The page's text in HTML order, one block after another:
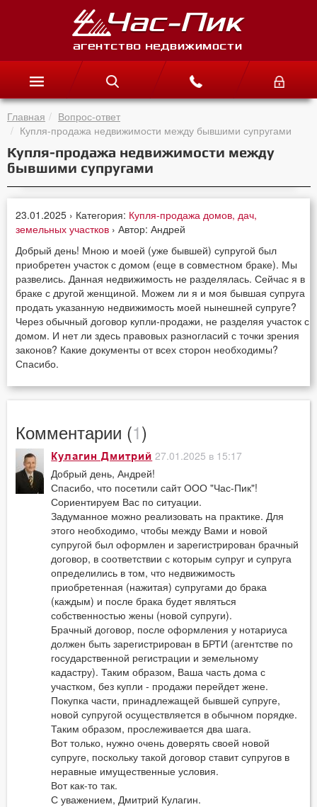
Главная
Вопрос-ответ
Купля-продажа недвижимости между бывшими супругами
Купля-продажа недвижимости между
бывшими супругами
23.01.2025 › Категория: Купля-продажа домов, дач,
земельных участков › Автор: Андрей
Добрый день! Мною и моей (уже бывшей) супругой был
приобретен участок с домом (еще в совместном браке). Мы
развелись. Данная недвижимость не разделялась. Сейчас я в
браке с другой женщиной. Можем ли я и моя бывшая супруга
продать указанную недвижимость моей нынешней супруге?
Через обычный договор купли-продажи, не разделяя участок с
домом. И нет ли здесь правовых разногласий с точки зрения
законов? Какие документы от всех сторон необходимы?
Спасибо.
Комментарии (1)
Кулагин Дмитрий 27.01.2025 в 15:17
Добрый день, Андрей!
Спасибо, что посетили сайт ООО "Час-Пик"!
Сориентируем Вас по ситуации.
Задуманное можно реализовать на практике. Для
этого необходимо, чтобы между Вами и новой
супругой был оформлен и зарегистрирован брачный
договор, в соответствии с которым супруг и супруга
определились в том, что недвижимость
приобретенная (нажитая) супругами до брака
(каждым) и после брака будет являться
собственностью жены (новой супруги).
Брачный договор, после оформления у нотариуса
должен быть зарегистрирован в БРТИ (агентстве по
государственной регистрации и земельному
кадастру). Таким образом, Ваша часть дома с
участком, без купли - продажи перейдет жене.
Покупка части, принадлежащей бывшей супруге,
новой супругой осуществляется в обычном порядке.
Таким образом, прослеживается два шага.
Вот только, нужно очень доверять своей новой
супруге, поскольку такой договор ставит супругов в
неравные имущественные условия.
Вот как-то так.
С уважением, Дмитрий Кулагин.